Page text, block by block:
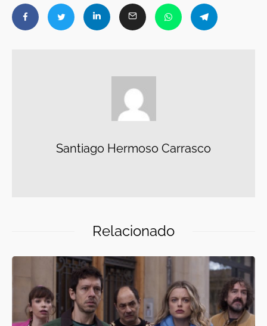
Santiago Hermoso Carrasco
Relacionado